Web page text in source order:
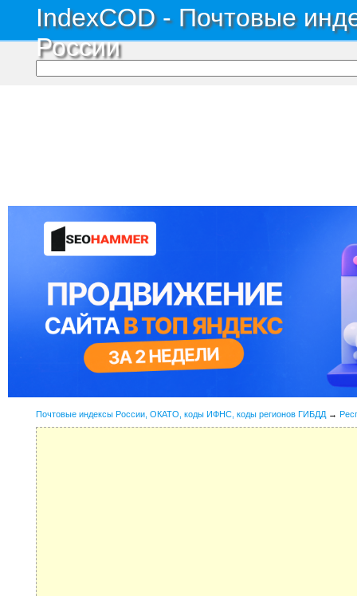
IndexCOD - Почтовые
России
Почтовые индексы России, ОКАТО, коды ИФНС, коды регионов ГИБДД →